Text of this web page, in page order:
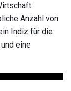
Anzahl von
Indiz für die
eine